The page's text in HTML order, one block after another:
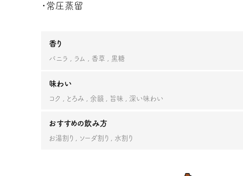
・常圧蒸留
香り
バニラ ラム 香草 黒糖
味わい
コク とろみ 余韻 旨味 深い味わい
おすすめの飲み方
お湯割り ソーダ割り 水割り